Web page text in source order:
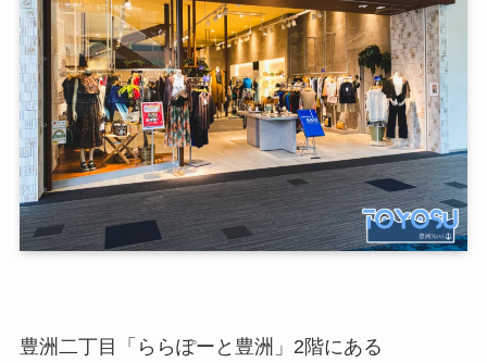
豊洲二丁目「ららぽーと豊洲」2階にある